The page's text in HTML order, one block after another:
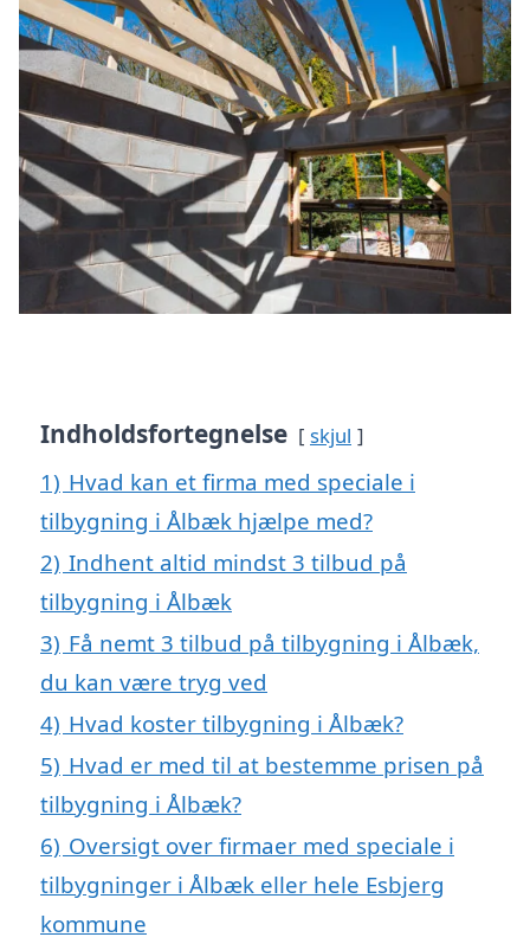
Indholdsfortegnelse skjul
1) Hvad kan et firma med speciale i
tilbygning i Ålbæk hjælpe med?
2) Indhent altid mindst 3 tilbud på
tilbygning i Ålbæk
3) Få nemt 3 tilbud på tilbygning i Ålbæk,
du kan være tryg ved
4) Hvad koster tilbygning i Ålbæk?
5) Hvad er med til at bestemme prisen på
tilbygning i Ålbæk?
6) Oversigt over firmaer med speciale i
tilbygninger i Ålbæk eller hele Esbjerg
kommune